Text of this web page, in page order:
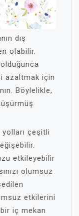
dış
olabilir.
azaltmak için
Böylelikle,
çeşitli
etkileyebilir
olumsuz
etkilerini
iç mekan